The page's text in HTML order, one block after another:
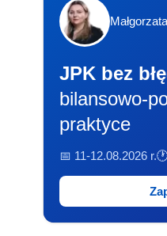
JPK bez
bilansowo-
praktyce
📅 11-12.08.2026 r.